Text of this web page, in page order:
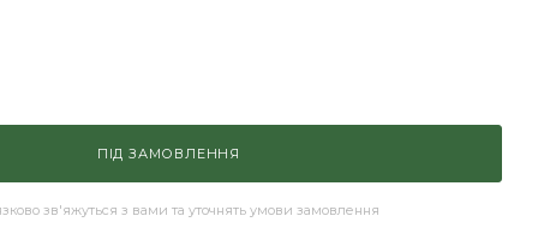
ПІД ЗАМОВЛЕННЯ
зв'яжуться з вами та уточнять умови замовлення